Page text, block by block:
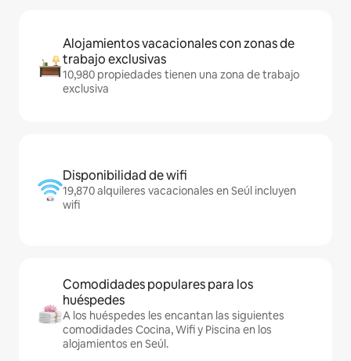
Alojamientos vacacionales con zonas de
trabajo exclusivas
10,980 propiedades tienen una zona de trabajo
exclusiva
Disponibilidad de wifi
19,870 alquileres vacacionales en Seúl incluyen
wifi
Comodidades populares para los
huéspedes
A los huéspedes les encantan las siguientes
comodidades Cocina, Wifi y Piscina en los
alojamientos en Seúl.